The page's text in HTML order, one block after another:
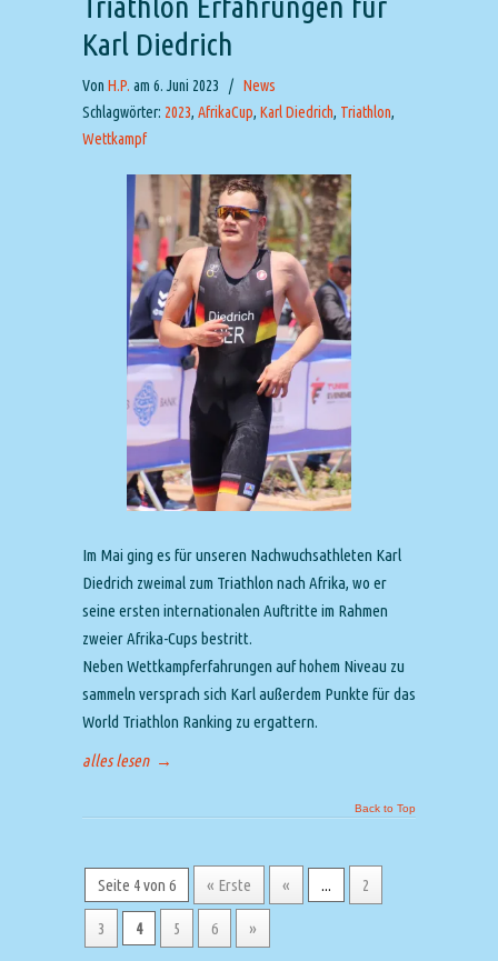
Karl Diedrich
Von H.P. am 6. Juni 2023 / News
Schlagwörter: 2023, AfrikaCup, Karl Diedrich, Triathlon,
Wettkampf
Im Mai ging es für unseren Nachwuchsathleten Karl
Diedrich zweimal zum Triathlon nach Afrika, wo er
seine ersten internationalen Auftritte im Rahmen
zweier Afrika-Cups bestritt.
Neben Wettkampferfahrungen auf hohem Niveau zu
sammeln versprach sich Karl außerdem Punkte für das
World Triathlon Ranking zu ergattern.
alles lesen →
Back to Top
Seite 4 von 6 « Erste « ... 2
3 4 5 6 »